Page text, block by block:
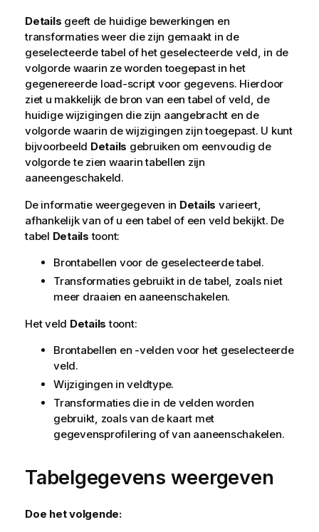
Details geeft de huidige bewerkingen en
transformaties weer die zijn gemaakt in de
geselecteerde tabel of het geselecteerde veld, in de
volgorde waarin ze worden toegepast in het
gegenereerde load-script voor gegevens. Hierdoor
ziet u makkelijk de bron van een tabel of veld, de
huidige wijzigingen die zijn aangebracht en de
volgorde waarin de wijzigingen zijn toegepast. U kunt
bijvoorbeeld Details gebruiken om eenvoudig de
volgorde te zien waarin tabellen zijn
aaneengeschakeld.
De informatie weergegeven in Details varieert,
afhankelijk van of u een tabel of een veld bekijkt. De
tabel Details toont:
Brontabellen voor de geselecteerde tabel.
Transformaties gebruikt in de tabel, zoals niet
meer draaien en aaneenschakelen.
Het veld Details toont:
Brontabellen en -velden voor het geselecteerde
veld.
Wijzigingen in veldtype.
Transformaties die in de velden worden
gebruikt, zoals van de kaart met
gegevensprofilering of van aaneenschakelen.
Tabelgegevens weergeven
Doe het volgende: